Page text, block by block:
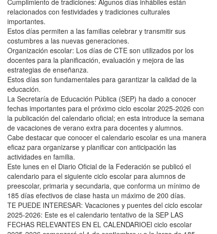
Cumplimiento de tradiciones: Algunos días inhábiles están
relacionados con festividades y tradiciones culturales
importantes.
Estos días permiten a las familias celebrar y transmitir sus
costumbres a las nuevas generaciones.
Organización escolar: Los días de CTE son utilizados por los
docentes para la planificación, evaluación y mejora de las
estrategias de enseñanza.
Estos días son fundamentales para garantizar la calidad de la
educación.
La Secretaría de Educación Pública (SEP) ha dado a conocer
fechas importantes para el próximo ciclo escolar 2025-2026 con
la publicación del calendario oficial; en esta introduce la semana
de vacaciones de verano extra para docentes y alumnos.
Cabe destacar que conocer el calendario escolar es una manera
eficaz para organizarse y planificar con anticipación las
actividades en familia.
Este lunes en el Diario Oficial de la Federación se publicó el
calendario para el siguiente ciclo escolar para alumnos de
preescolar, primaria y secundaria, que conforma un mínimo de
185 días efectivos de clase hasta un máximo de 200 días.
TE PUEDE INTERESAR: Vacaciones y puentes del ciclo escolar
2025-2026: Este es el calendario tentativo de la SEP LAS
FECHAS RELEVANTES EN EL CALENDARIOEl ciclo escolar